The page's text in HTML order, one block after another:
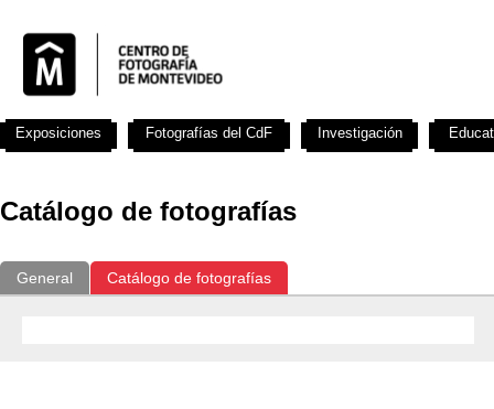
Catálogo de fotografías
General Catálogo de fotografías
Exposiciones Fotografías del CdF Investigación